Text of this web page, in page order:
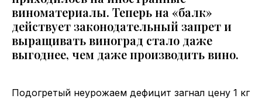
виноматериалы. Теперь на «балк»
действует законодательный запрет и
выращивать виноград стало даже
выгоднее, чем даже производить вино.
Подогретый неурожаем дефицит загнал цену 1 кг